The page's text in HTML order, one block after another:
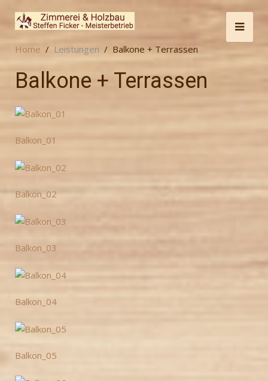
Home Leistungen Balkone + Terrassen
Balkone + Terrassen
Balkon_01
Balkon_02
Balkon_03
Balkon_04
Balkon_05